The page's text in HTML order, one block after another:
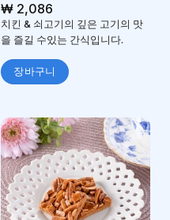
₩2,086
치킨 & 쇠고기의 깊은 고기의 맛
을 즐길 수있는 간식입니다.
장바구니